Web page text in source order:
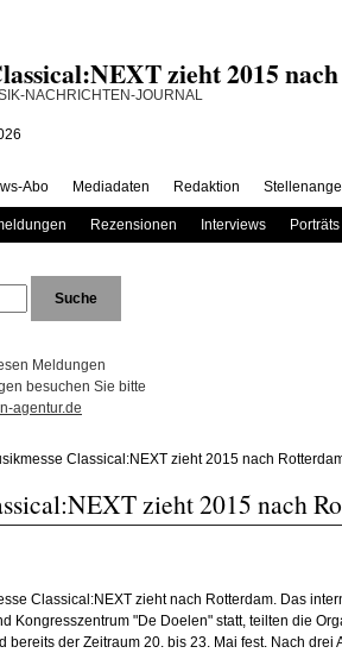
zieht 2015
Abo Mediadaten Redaktion
Rezensionen Interviews
Porträts
Meldungen
besuchen Sie bitte
agentur.de
Classical:NEXT zieht 2015 nach
zieht 2015 nach
Classical:NEXT zieht nach Rotterdam. Das
Kongresszentrum "De Doelen" statt, teilten die
bereits der Zeitraum 20. bis 23. Mai fest. Nach drei